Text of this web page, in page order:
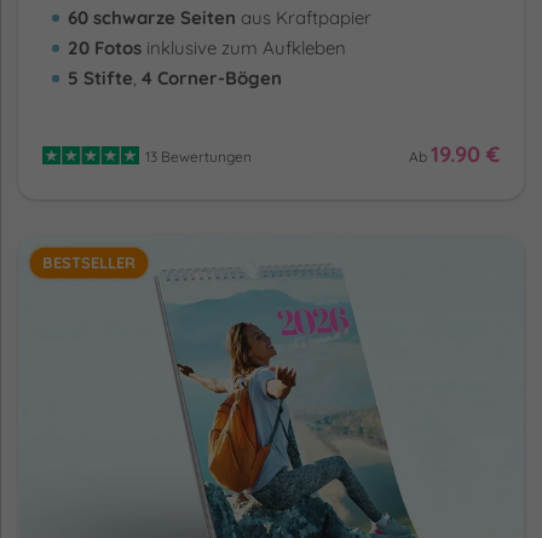
60 schwarze Seiten aus Kraftpapier
20 Fotos inklusive zum Aufkleben
5 Stifte 4 Corner-Bögen
13 Bewertungen Ab 19.90 €
BESTSELLER